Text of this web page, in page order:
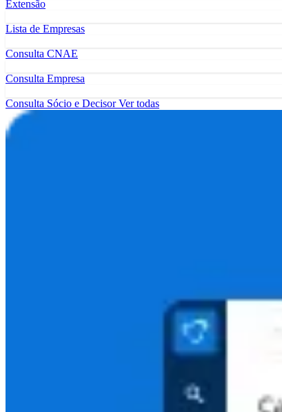
Extensão
Lista de Empresas
Consulta CNAE
Consulta Empresa
Consulta Sócio e DecisorVer todas